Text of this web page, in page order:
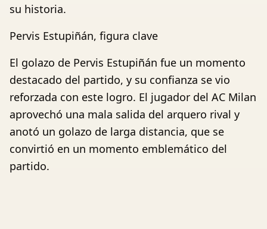
su historia.
Pervis Estupiñán, figura clave
El golazo de Pervis Estupiñán fue un momento
destacado del partido, y su confianza se vio
reforzada con este logro. El jugador del AC Milan
aprovechó una mala salida del arquero rival y
anotó un golazo de larga distancia, que se
convirtió en un momento emblemático del
partido.